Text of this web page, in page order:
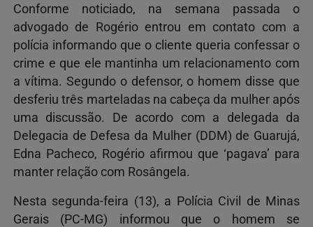
Conforme noticiado, na semana passada o
advogado de Rogério entrou em contato com a
polícia informando que o cliente queria confessar o
crime e que ele mantinha um relacionamento com
a vítima. Segundo o defensor, o homem disse que
desferiu três marteladas na cabeça da mulher após
uma discussão. De acordo com a delegada da
Delegacia de Defesa da Mulher (DDM) de Guarujá,
Edna Pacheco, Rogério afirmou que ‘pagava’ para
manter relação com Rosângela.
Nesta segunda-feira (13), a Polícia Civil de Minas
Gerais (PC-MG) informou que o homem se